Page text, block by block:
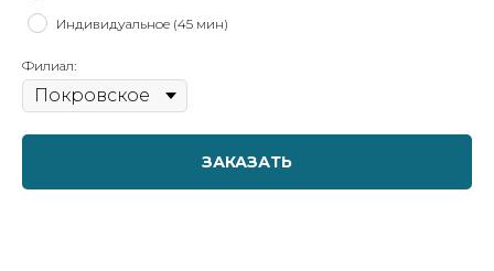
Индивидуальное (45 мин)
Филиал:
ЗАКАЗАТЬ